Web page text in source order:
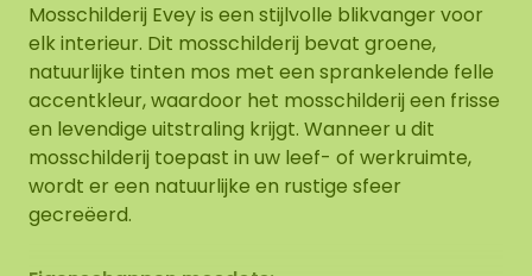
Mosschilderij Evey is een stijlvolle blikvanger voor
elk interieur. Dit mosschilderij bevat groene,
natuurlijke tinten mos met een sprankelende felle
accentkleur, waardoor het mosschilderij een frisse
en levendige uitstraling krijgt. Wanneer u dit
mosschilderij toepast in uw leef- of werkruimte,
wordt er een natuurlijke en rustige sfeer
gecreëerd.